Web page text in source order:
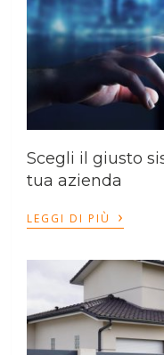
Scegli il giusto
tua azienda
LEGGI DI PIÙ ›